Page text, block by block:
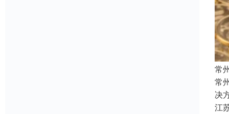
常
常
决
江